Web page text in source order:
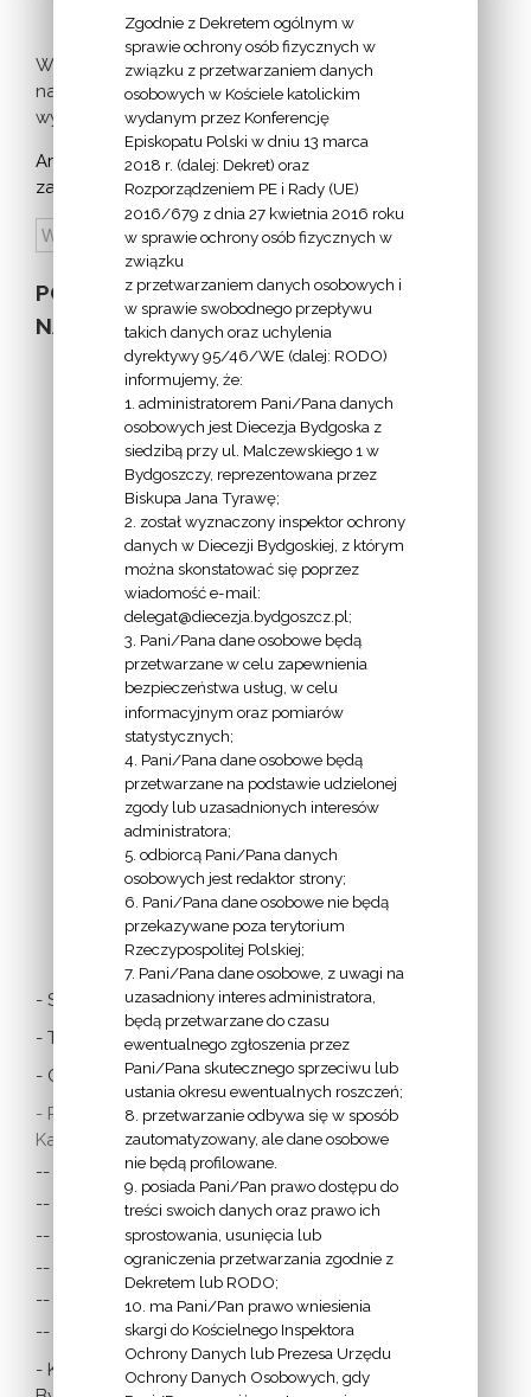
Więcej
nadchodzących
wydarzeń >
Archiwum
zapowiedzi:
POZOSTAŁE
NA STRONIE
INFORMACJE
Z
EKAI.PL:
INFORMACJE
EPISKOPATU
POLSKI:
LINKI
- Stolica Apostolska
- Twitter Papieża
- Czytania z dnia
- Polska Misja
Katolicka:
-- w Austrii
-- w Anglii i Walii
-- w Irlandii
-- we Francji
-- w Niemczech
-- w Szkocji
- Katolicka
Zgodnie z Dekretem ogólnym w
sprawie ochrony osób fizycznych w
związku z przetwarzaniem danych
osobowych w Kościele katolickim
wydanym przez Konferencję
Episkopatu Polski w dniu 13 marca
2018 r. (dalej: Dekret) oraz
Rozporządzeniem PE i Rady (UE)
2016/679 z dnia 27 kwietnia 2016 roku
w sprawie ochrony osób fizycznych w
związku
z przetwarzaniem danych osobowych i
w sprawie swobodnego przepływu
takich danych oraz uchylenia
dyrektywy 95/46/WE (dalej: RODO)
informujemy, że:
1. administratorem Pani/Pana danych
osobowych jest Diecezja Bydgoska z
siedzibą przy ul. Malczewskiego 1 w
Bydgoszczy, reprezentowana przez
Biskupa Jana Tyrawę;
2. został wyznaczony inspektor ochrony
danych w Diecezji Bydgoskiej, z którym
można skonstatować się poprzez
wiadomość e-mail:
delegat@diecezja.bydgoszcz.pl;
3. Pani/Pana dane osobowe będą
przetwarzane w celu zapewnienia
bezpieczeństwa usług, w celu
informacyjnym oraz pomiarów
statystycznych;
4. Pani/Pana dane osobowe będą
przetwarzane na podstawie udzielonej
zgody lub uzasadnionych interesów
administratora;
5. odbiorcą Pani/Pana danych
osobowych jest redaktor strony;
6. Pani/Pana dane osobowe nie będą
przekazywane poza terytorium
Rzeczypospolitej Polskiej;
7. Pani/Pana dane osobowe, z uwagi na
uzasadniony interes administratora,
będą przetwarzane do czasu
ewentualnego zgłoszenia przez
Pani/Pana skutecznego sprzeciwu lub
ustania okresu ewentualnych roszczeń;
8. przetwarzanie odbywa się w sposób
zautomatyzowany, ale dane osobowe
nie będą profilowane.
9. posiada Pani/Pan prawo dostępu do
treści swoich danych oraz prawo ich
sprostowania, usunięcia lub
ograniczenia przetwarzania zgodnie z
Dekretem lub RODO;
10. ma Pani/Pan prawo wniesienia
skargi do Kościelnego Inspektora
Ochrony Danych lub Prezesa Urzędu
Ochrony Danych Osobowych, gdy